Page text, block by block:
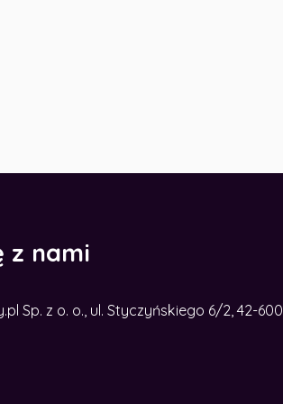
z nami
Sp. z o. o., ul. Styczyńskiego 6/2, 42-600